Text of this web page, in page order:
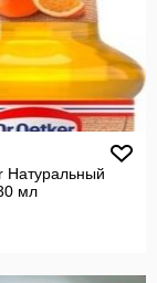
Натуральный
мл